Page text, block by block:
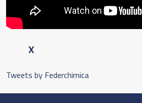
X
Tweets by Federchimica